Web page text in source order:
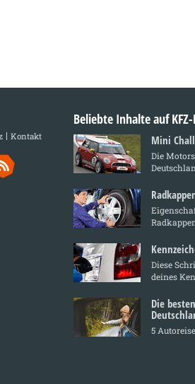
Kontakt
Beliebte Inhalte auf
Mini
Die
Diese
deines
Die
5